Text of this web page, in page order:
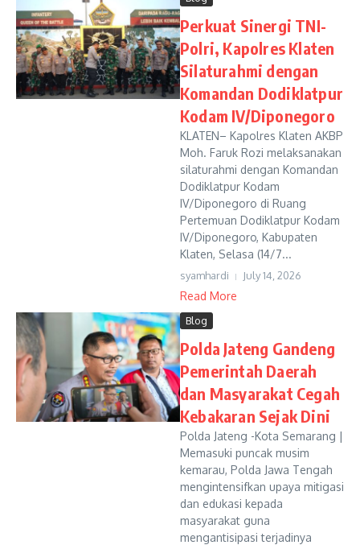
Perkuat Sinergi TNI-
Polri, Kapolres Klaten
Silaturahmi dengan
Komandan Dodiklatpur
Kodam IV/Diponegoro
KLATEN– Kapolres Klaten AKBP
Moh. Faruk Rozi melaksanakan
silaturahmi dengan Komandan
Dodiklatpur Kodam
IV/Diponegoro di Ruang
Pertemuan Dodiklatpur Kodam
IV/Diponegoro, Kabupaten
Klaten, Selasa (14/7...
syamhardi July 14, 2026
Read More
Blog
Polda Jateng Gandeng
Pemerintah Daerah
dan Masyarakat Cegah
Kebakaran Sejak Dini
Polda Jateng -Kota Semarang |
Memasuki puncak musim
kemarau, Polda Jawa Tengah
mengintensifkan upaya mitigasi
dan edukasi kepada
masyarakat guna
mengantisipasi terjadinya